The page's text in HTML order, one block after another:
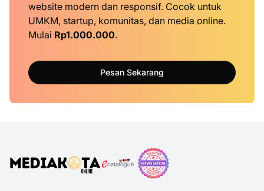
website modern dan responsif. Cocok untuk
UMKM, startup, komunitas, dan media online.
Mulai Rp1.000.000.
Pesan Sekarang